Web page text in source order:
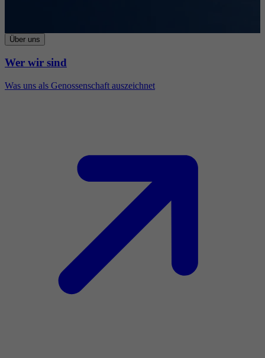
Über uns
Wer wir sind
Was uns als Genossenschaft auszeichnet